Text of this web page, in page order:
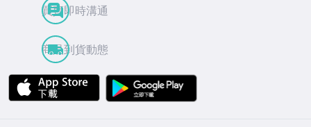
買賣即時溝通
商品到貨動態
APP Store